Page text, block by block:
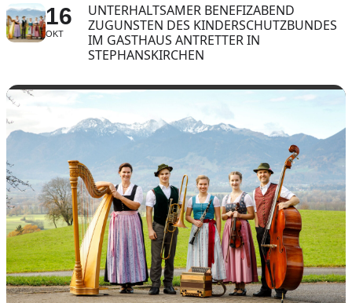
16
OKT
UNTERHALTSAMER BENEFIZABEND
ZUGUNSTEN DES KINDERSCHUTZBUNDES
IM GASTHAUS ANTRETTER IN
STEPHANSKIRCHEN